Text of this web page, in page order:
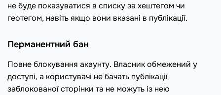
не буде показуватися в списку за хештегом чи
геотегом, навіть якщо вони вказані в публікації.
Перманентний бан
Повне блокування акаунту. Власник обмежений у
доступі, а користувачі не бачать публікації
заблокованої сторінки та не можуть із нею